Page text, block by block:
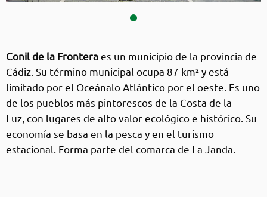
Conil
Conil de la Fronteraes un municipio de la provincia de
Cádiz. Su término municipal ocupa 87 km² y está
limitado por el Oceánalo Atlántico por el oeste. Es uno
de los pueblos más pintorescos de la Costa de la
Luz, con lugares de alto valor ecológico e histórico. Su
economía se basa en la pesca y en el turismo
estacional. Forma parte del comarca de La Janda.